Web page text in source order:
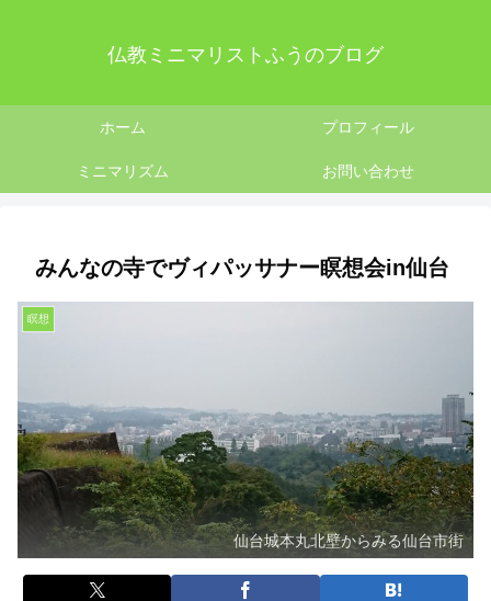
仏教ミニマリストふうのブログ
ホーム プロフィール
ミニマリズム お問い合わせ
みんなの寺でヴィパッサナー瞑想会in仙台
瞑想
仙台城本丸北壁からみる仙台市街